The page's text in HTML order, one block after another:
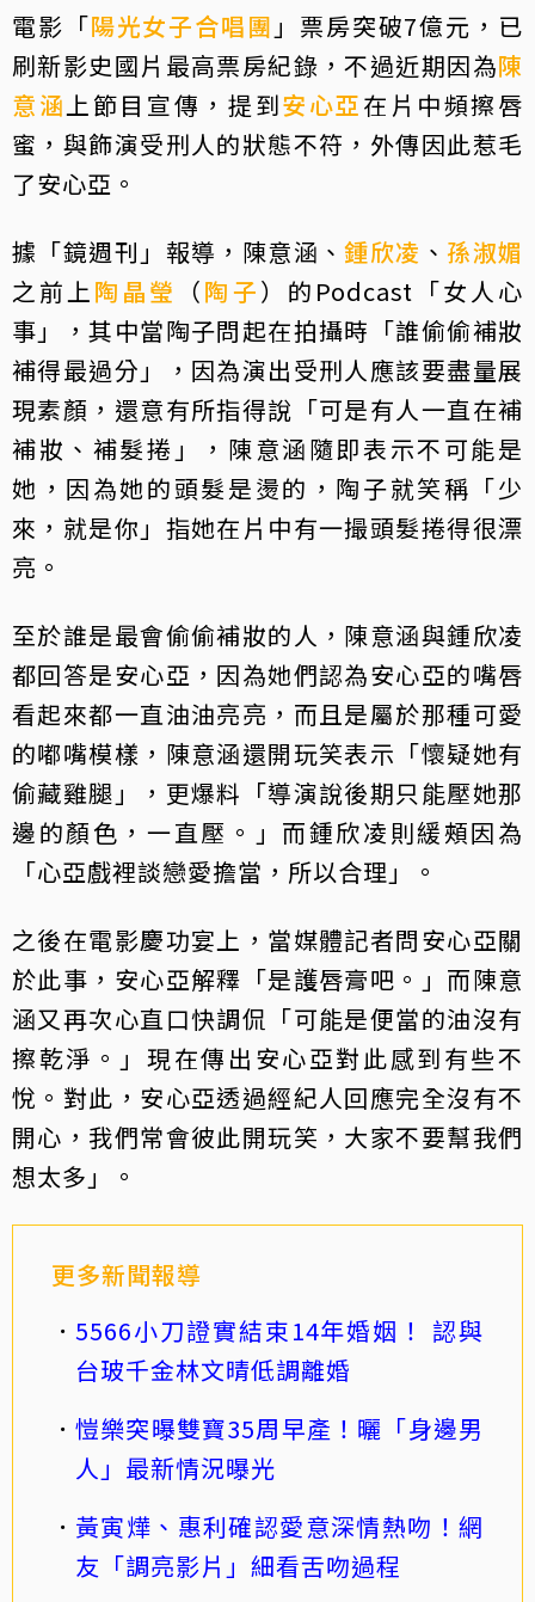
電影「陽光女子合唱團 」票房突破7億元，已
刷新影史國片最高票房紀錄，不過近期因為陳
意涵上節目宣傳，提到安心亞在片中頻擦唇
蜜，與飾演受刑人的狀態不符，外傳因此惹毛
了安心亞。
據「鏡週刊」報導，陳意涵、鍾欣凌 、 孫淑媚
之前上陶晶瑩 （陶子）的Podcast「女人心
事」，其中當陶子問起在拍攝時「誰偷偷補妝
補得最過分」，因為演出受刑人應該要盡量展
現素顏，還意有所指得說「可是有人一直在補
補妝、補髮捲」，陳意涵隨即表示不可能是
她，因為她的頭髮是燙的，陶子就笑稱「少
來，就是你」指她在片中有一撮頭髮捲得很漂
亮。
至於誰是最會偷偷補妝的人，陳意涵與鍾欣凌
都回答是安心亞，因為她們認為安心亞的嘴唇
看起來都一直油油亮亮，而且是屬於那種可愛
的嘟嘴模樣，陳意涵還開玩笑表示「懷疑她有
偷藏雞腿」，更爆料「導演說後期只能壓她那
邊的顏色，一直壓。」而鍾欣凌則緩頰因為
「心亞戲裡談戀愛擔當，所以合理」。
之後在電影慶功宴上，當媒體記者問安心亞關
於此事，安心亞解釋「是護唇膏吧。」而陳意
涵又再次心直口快調侃「可能是便當的油沒有
擦乾淨。」現在傳出安心亞對此感到有些不
悅。對此，安心亞透過經紀人回應完全沒有不
開心，我們常會彼此開玩笑，大家不要幫我們
想太多」。
更多新聞報導
5566小刀證實結束14年婚姻！ 認與
台玻千金林文晴低調離婚
愷樂突曝雙寶35周早產！曬「身邊男
人」最新情況曝光
黃寅燁、惠利確認愛意深情熱吻！網
友「調亮影片」細看舌吻過程